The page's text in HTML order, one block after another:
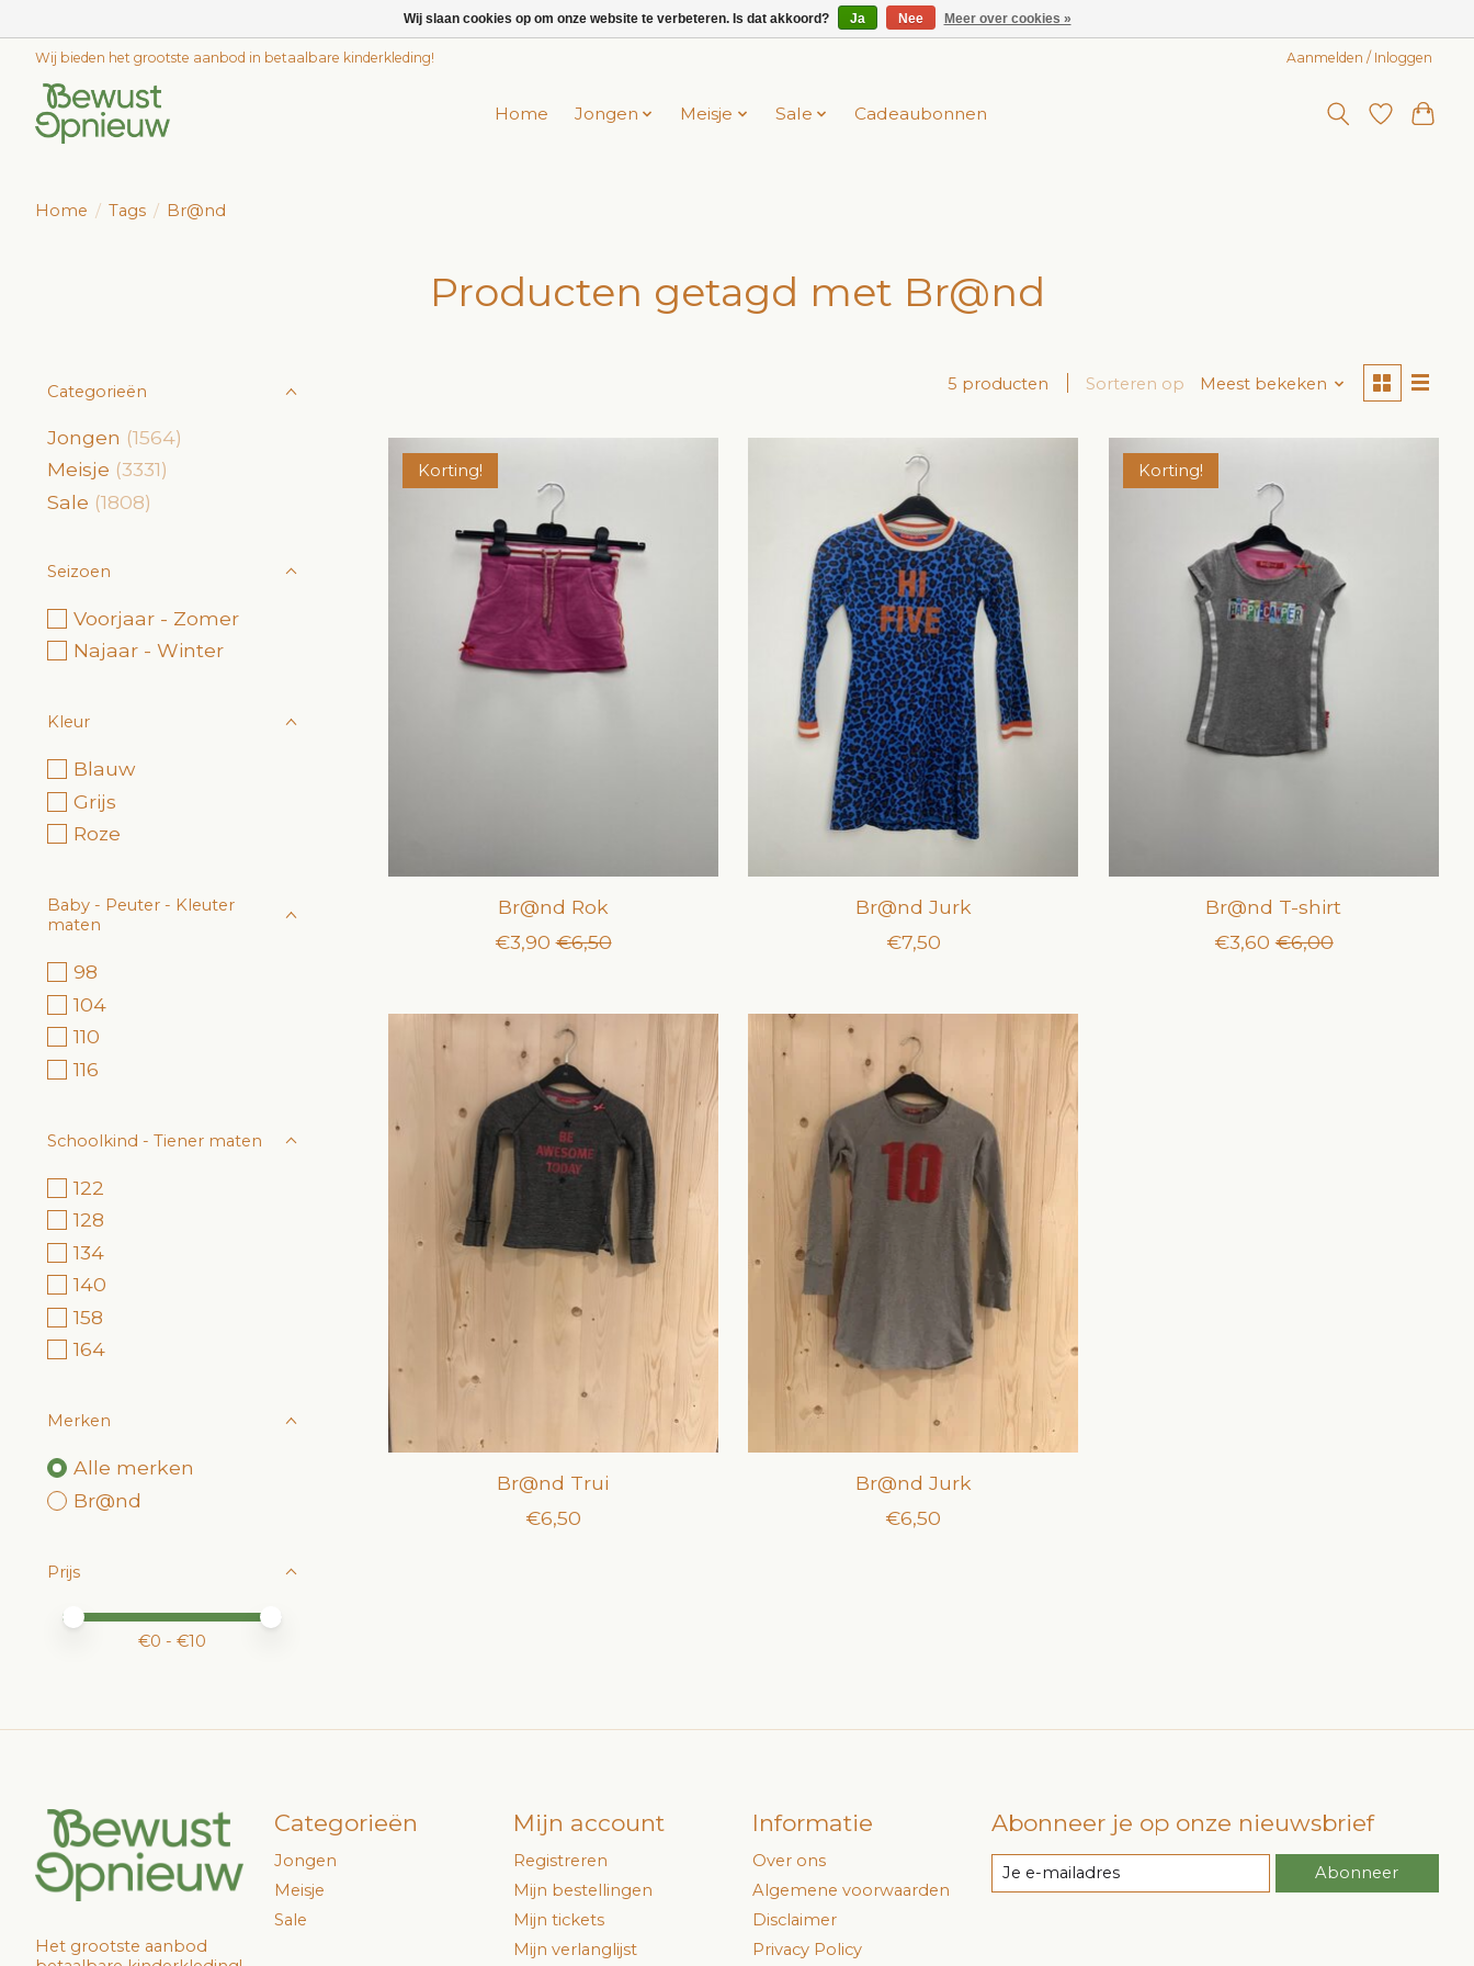
Wij bieden het grootste aanbod in betaalbare kinderkleding! Aanmelden / Inloggen
Home Jongen Meisje Sale Cadeaubonnen
Home / Tags / Br@nd
Producten getagd met Br@nd
Categorieën
Jongen (1564)
Meisje (3331)
Sale (1808)
Seizoen
Voorjaar - Zomer
Najaar - Winter
Kleur
Blauw
Grijs
Roze
Baby - Peuter - Kleuter
maten
98
104
110
116
Schoolkind - Tiener maten
122
128
134
140
158
164
Merken
Alle merken
Br@nd
Prijs
Minimale prijswaarde
Price maximum value
€0 - €10
5 producten Sorteren op Meest bekeken
Korting!
Br@nd Rok
€3,90 €6,50
Br@nd Jurk
€7,50
Korting!
Br@nd T-shirt
€3,60 €6,00
Br@nd Trui
€6,50
Br@nd Jurk
€6,50
Het grootste aanbod
Categorieën
Jongen
Meisje
Sale
Mijn account
Registreren
Mijn bestellingen
Mijn tickets
Mijn verlanglijst
Informatie
Over ons
Algemene voorwaarden
Disclaimer
Privacy Policy
Abonneer je op onze nieuwsbrief
Abonneer
Wij slaan cookies op om onze website te verbeteren. Is dat akkoord? Ja Nee Meer over cookies »